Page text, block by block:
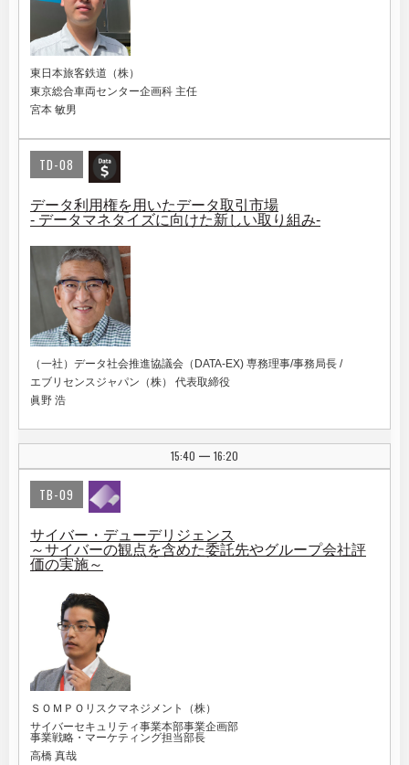
東日本旅客鉄道（株）
東京総合車両センター企画科 主任
宮本 敏男
TD-08
データ利用権を用いたデータ取引市場
- データマネタイズに向けた新しい取り組み-
（一社）データ社会推進協議会（DATA-EX) 専務理事/事務局長 /
エブリセンスジャパン（株） 代表取締役
眞野 浩
15:40 | 16:20
TB-09
サイバー・デューデリジェンス
～サイバーの観点を含めた委託先やグループ会社評
価の実施～
ＳＯＭＰＯリスクマネジメント（株）
サイバーセキュリティ事業本部事業企画部
事業戦略・マーケティング担当部長
高橋 真哉